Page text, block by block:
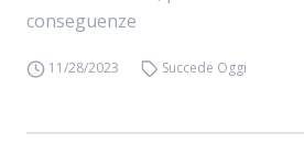
conseguenze
11/28/2023 Succede Oggi